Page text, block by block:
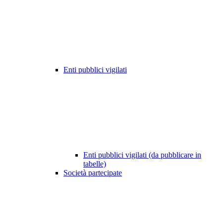
Enti pubblici vigilati
Enti pubblici vigilati (da pubblicare in
tabelle)
Società partecipate